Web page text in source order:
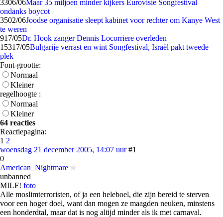
3306/06Maar 35 miljoen minder kijkers Eurovisie Songfestival
ondanks boycot
3502/06Joodse organisatie sleept kabinet voor rechter om Kanye West
te weren
917/05Dr. Hook zanger Dennis Locorriere overleden
15317/05Bulgarije verrast en wint Songfestival, Israël pakt tweede
plek
Font-grootte:
Normaal
Kleiner
regelhoogte :
Normaal
Kleiner
64 reacties
Reactiepagina:
1 2
woensdag 21 december 2005, 14:07 uur #1
0
American_Nightmare
unbanned
MILF! foto
Alle moslimterroristen, of ja een heleboel, die zijn bereid te sterven
voor een hoger doel, want dan mogen ze maagden neuken, minstens
een honderdtal, maar dat is nog altijd minder als ik met carnaval.